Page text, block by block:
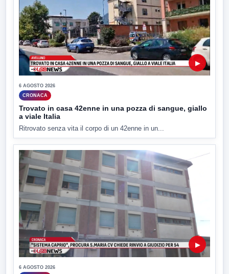
▶
6 AGOSTO 2026
CRONACA
Trovato in casa 42enne in una pozza di sangue, giallo
a viale Italia
Ritrovato senza vita il corpo di un 42enne in un...
▶
6 AGOSTO 2026